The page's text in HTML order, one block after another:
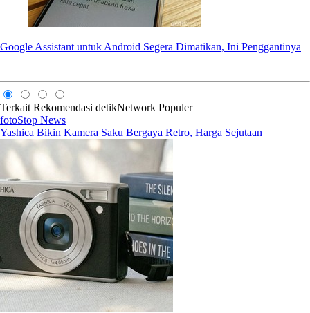
Google Assistant untuk Android Segera Dimatikan, Ini Penggantinya
Terkait Rekomendasi detikNetwork Populer
fotoStop News
Yashica Bikin Kamera Saku Bergaya Retro, Harga Sejutaan